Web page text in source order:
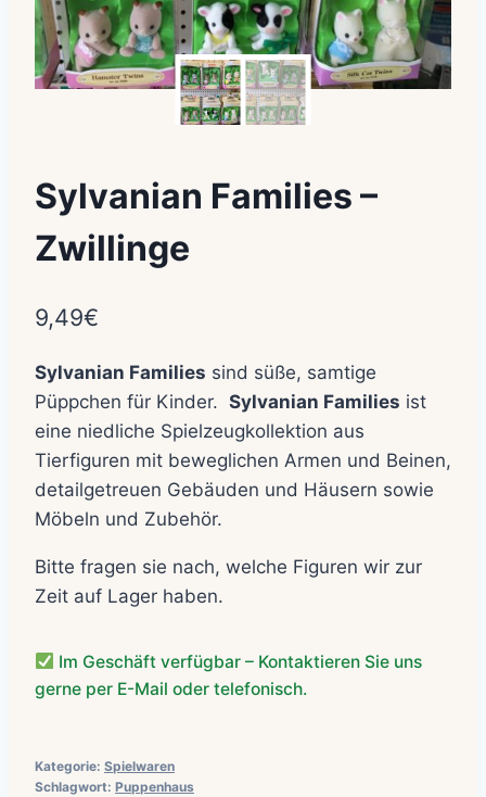
Sylvanian Families –
Zwillinge
9,49€
Sylvanian Families sind süße, samtige
Püppchen für Kinder. Sylvanian Families ist
eine niedliche Spielzeugkollektion aus
Tierfiguren mit beweglichen Armen und Beinen,
detailgetreuen Gebäuden und Häusern sowie
Möbeln und Zubehör.
Bitte fragen sie nach, welche Figuren wir zur
Zeit auf Lager haben.
Im Geschäft verfügbar – Kontaktieren Sie uns
gerne per E-Mail oder telefonisch.
Kategorie: Spielwaren
Schlagwort: Puppenhaus